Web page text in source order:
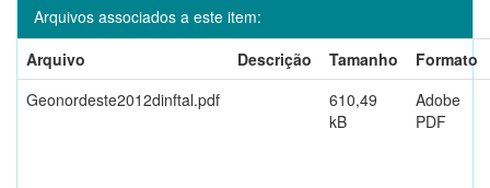
Arquivos associados a este item:
Arquivo
Descrição Tamanho
Formato
Geonordeste2012dinftal.pdf
610,49
kB
Adobe
PDF